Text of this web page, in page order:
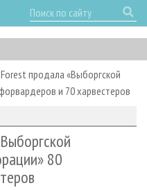
продала «Выборгской
и 70 харвестеров
80